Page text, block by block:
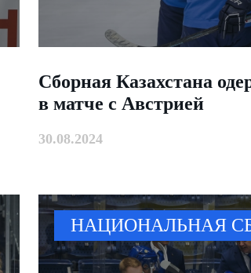
Сборная Казахстана
в матче с Австрией
30.08.2024
НАЦИОНАЛЬНАЯ